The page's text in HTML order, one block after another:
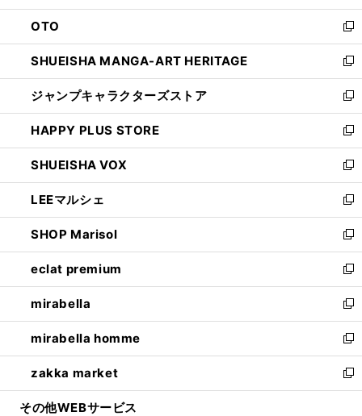
ウ
で
開
く
ン
ド
ウ
で
開
く
OTO
新
し
い
ウ
ィ
ン
ド
ウ
で
開
く
SHUEISHA MANGA-ART HERITAGE
新
し
い
ウ
ィ
ン
ド
ウ
で
開
く
ジャンプキャラクターズストア
新
し
い
ウ
ィ
ン
ド
ウ
で
開
く
HAPPY PLUS STORE
新
し
い
ウ
ィ
ン
ド
ウ
で
開
く
SHUEISHA VOX
新
し
い
ウ
ィ
ン
ド
ウ
で
開
く
LEEマルシェ
新
し
い
ウ
ィ
ン
ド
ウ
で
開
く
SHOP Marisol
新
し
い
ウ
ィ
ン
ド
ウ
で
開
eclat premium
新
し
い
ウ
ィ
ン
ド
ウ
mirabella
新
し
い
ウ
ィ
ン
mirabella homme
新
し
い
ウ
zakka market
新
し
その他WEBサービス